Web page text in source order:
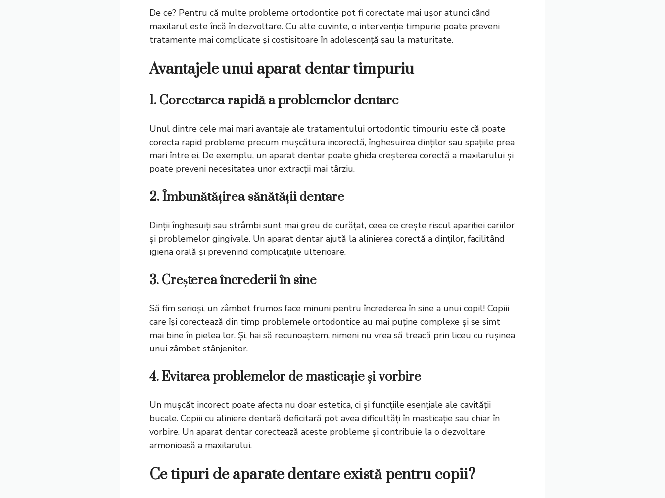
De ce? Pentru că multe probleme ortodontice pot fi corectate mai ușor atunci când
maxilarul este încă în dezvoltare. Cu alte cuvinte, o intervenție timpurie poate preveni
tratamente mai complicate și costisitoare în adolescență sau la maturitate.
Avantajele unui aparat dentar timpuriu
1. Corectarea rapidă a problemelor dentare
Unul dintre cele mai mari avantaje ale tratamentului ortodontic timpuriu este că poate
corecta rapid probleme precum mușcătura incorectă, înghesuirea dinților sau spațiile prea
mari între ei. De exemplu, un aparat dentar poate ghida creșterea corectă a maxilarului și
poate preveni necesitatea unor extracții mai târziu.
2. Îmbunătățirea sănătății dentare
Dinții înghesuiți sau strâmbi sunt mai greu de curățat, ceea ce crește riscul apariției cariilor
și problemelor gingivale. Un aparat dentar ajută la alinierea corectă a dinților, facilitând
igiena orală și prevenind complicațiile ulterioare.
3. Creșterea încrederii în sine
Să fim serioși, un zâmbet frumos face minuni pentru încrederea în sine a unui copil! Copiii
care își corectează din timp problemele ortodontice au mai puține complexe și se simt
mai bine în pielea lor. Și, hai să recunoaștem, nimeni nu vrea să treacă prin liceu cu rușinea
unui zâmbet stânjenitor.
4. Evitarea problemelor de masticație și vorbire
Un mușcăt incorect poate afecta nu doar estetica, ci și funcțiile esențiale ale cavității
bucale. Copiii cu aliniere dentară deficitară pot avea dificultăți în masticație sau chiar în
vorbire. Un aparat dentar corectează aceste probleme și contribuie la o dezvoltare
armonioasă a maxilarului.
Ce tipuri de aparate dentare există pentru copii?